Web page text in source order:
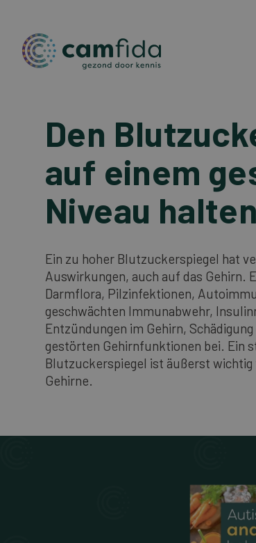
Den
auf einem
Niveau halten
Ein zu hoher Blutzuckerspiegel hat
Auswirkungen, auch auf das Gehirn.
Darmflora, Pilzinfektionen,
geschwächten Immunabwehr,
Entzündungen im Gehirn,
gestörten Gehirnfunktionen bei. Ein
Blutzuckerspiegel ist äußerst
Gehirne.